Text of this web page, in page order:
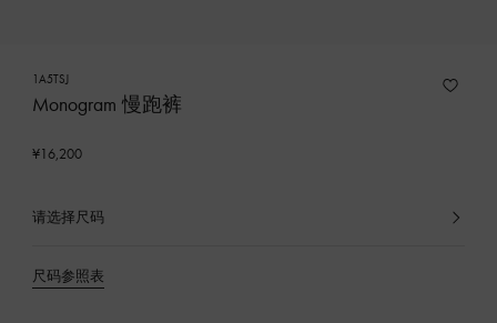
1A5TSJ
Monogram 慢跑裤
¥16,200
请选择尺码
已
品
尺码参照表